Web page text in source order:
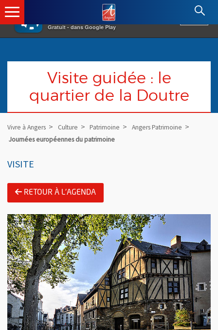
×
Gratuit - dans Google Play
Angers.fr : Retour à l'accueil
Visite guidée : le
quartier de la Doutre
Vivre à Angers Culture Patrimoine
Angers Patrimoine
Journées européennes du patrimoine
VISITE
RETOUR À L'AGENDA